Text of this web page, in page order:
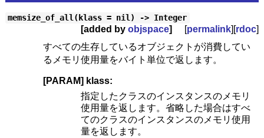
memsize_of_all(klass = nil) -> Integer
[permalink][rdoc]
[added by objspace]
すべての生存しているオブジェクトが消費してい
るメモリ使用量をバイト単位で返します。
[PARAM] klass:
指定したクラスのインスタンスのメモリ
使用量を返します。省略した場合はすべ
てのクラスのインスタンスのメモリ使用
量を返します。